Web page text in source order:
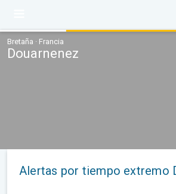
Bretaña · Francia
Douarnenez
Alertas por tiempo extremo